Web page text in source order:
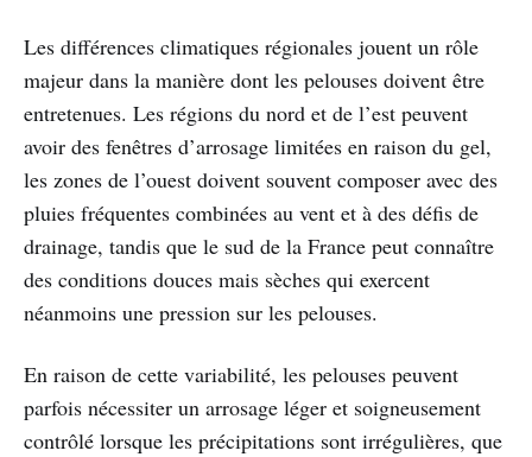
Les différences climatiques régionales jouent un rôle
majeur dans la manière dont les pelouses doivent être
entretenues. Les régions du nord et de l’est peuvent
avoir des fenêtres d’arrosage limitées en raison du gel,
les zones de l’ouest doivent souvent composer avec des
pluies fréquentes combinées au vent et à des défis de
drainage, tandis que le sud de la France peut connaître
des conditions douces mais sèches qui exercent
néanmoins une pression sur les pelouses.
En raison de cette variabilité, les pelouses peuvent
parfois nécessiter un arrosage léger et soigneusement
contrôlé lorsque les précipitations sont irrégulières, que